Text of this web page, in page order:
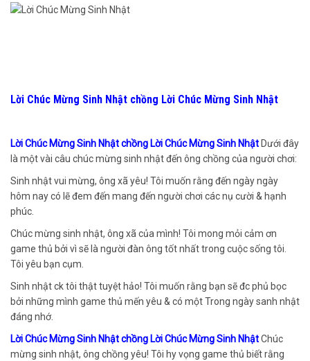
Lời Chúc Mừng Sinh Nhật chồng Lời Chúc Mừng Sinh Nhật
Lời Chúc Mừng Sinh Nhật chồng Lời Chúc Mừng Sinh Nhật Dưới đây
là một vài câu chúc mừng sinh nhật đến ông chồng của người chơi:
Sinh nhật vui mừng, ông xã yêu! Tôi muốn rằng đến ngày ngày
hôm nay có lẽ đem đến mang đến người chơi các nụ cười & hạnh
phúc.
Chúc mừng sinh nhật, ông xã của mình! Tôi mong mỏi cảm ơn
game thủ bởi vì sẽ là người đàn ông tốt nhất trong cuộc sống tôi.
Tôi yêu bạn cụm.
Sinh nhật ck tôi thật tuyệt hảo! Tôi muốn rằng bạn sẽ đc phủ bọc
bởi những mình game thủ mến yêu & có một Trong ngày sanh nhật
đáng nhớ.
Lời Chúc Mừng Sinh Nhật chồng Lời Chúc Mừng Sinh NhậtChúc
mừng sinh nhật, ông chồng yêu! Tôi hy vọng game thủ biết rằng